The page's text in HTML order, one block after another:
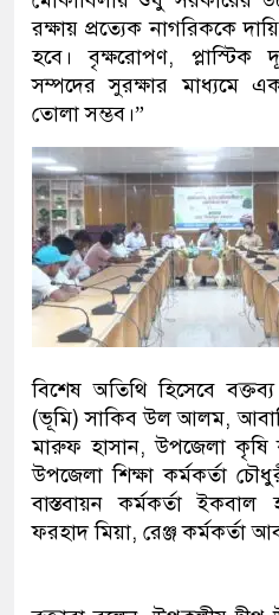
রক্ষায় প্রত্যেক নাগরিককে
হবে। বৃক্ষরোপণ,
সম্পদের সুরক্ষার মাধ্যমে
তোলা সম্ভব।”
‎বিশেষ অতিথি হিসেবে
(ভূমি) সাকিব উল আলম,
মারুফ হাসান, উপজেলা কৃষি
উপজেলা শিক্ষা কর্মকর্তা
বাস্তবায়ন কর্মকর্তা ইকবাল
ফরহাদ মিয়া, রেঞ্জ কর্মকর্তা